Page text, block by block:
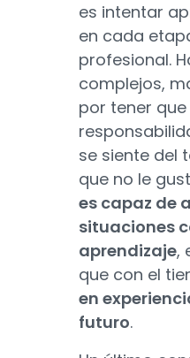
es intentar
en cada
profesional.
complejos,
por tener
se siente del
que no le
es capaz de
situaciones
aprendizaje,
que con el
en
futuro.